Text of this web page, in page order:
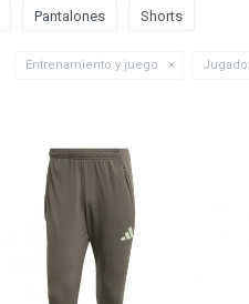
Pantalones Shorts
Entrenamiento y juego